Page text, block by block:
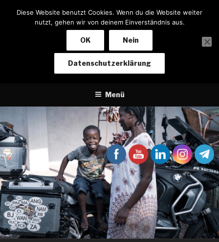
Inhalt
NOTIZEN EINES BIKERS
Menü
Diese Website benutzt Cookies. Wenn du die Website weiter
nutzt, gehen wir von deinem Einverständnis aus.
OK Nein
Datenschutzerklärung